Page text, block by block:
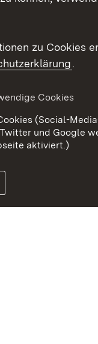
Cookies
zu Cookies
.
Cookies
(Social-
und Google
aktiviert.)